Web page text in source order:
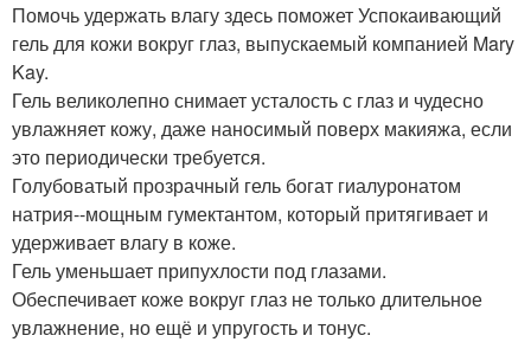
Помочь удержать влагу здесь поможет Успокаивающий
гель для кожи вокруг глаз, выпускаемый компанией Mary
Kay.
Гель великолепно снимает усталость с глаз и чудесно
увлажняет кожу, даже наносимый поверх макияжа, если
это периодически требуется.
Голубоватый прозрачный гель богат гиалуронатом
натрия--мощным гумектантом, который притягивает и
удерживает влагу в коже.
Гель уменьшает припухлости под глазами.
Обеспечивает коже вокруг глаз не только длительное
увлажнение, но ещё и упругость и тонус.